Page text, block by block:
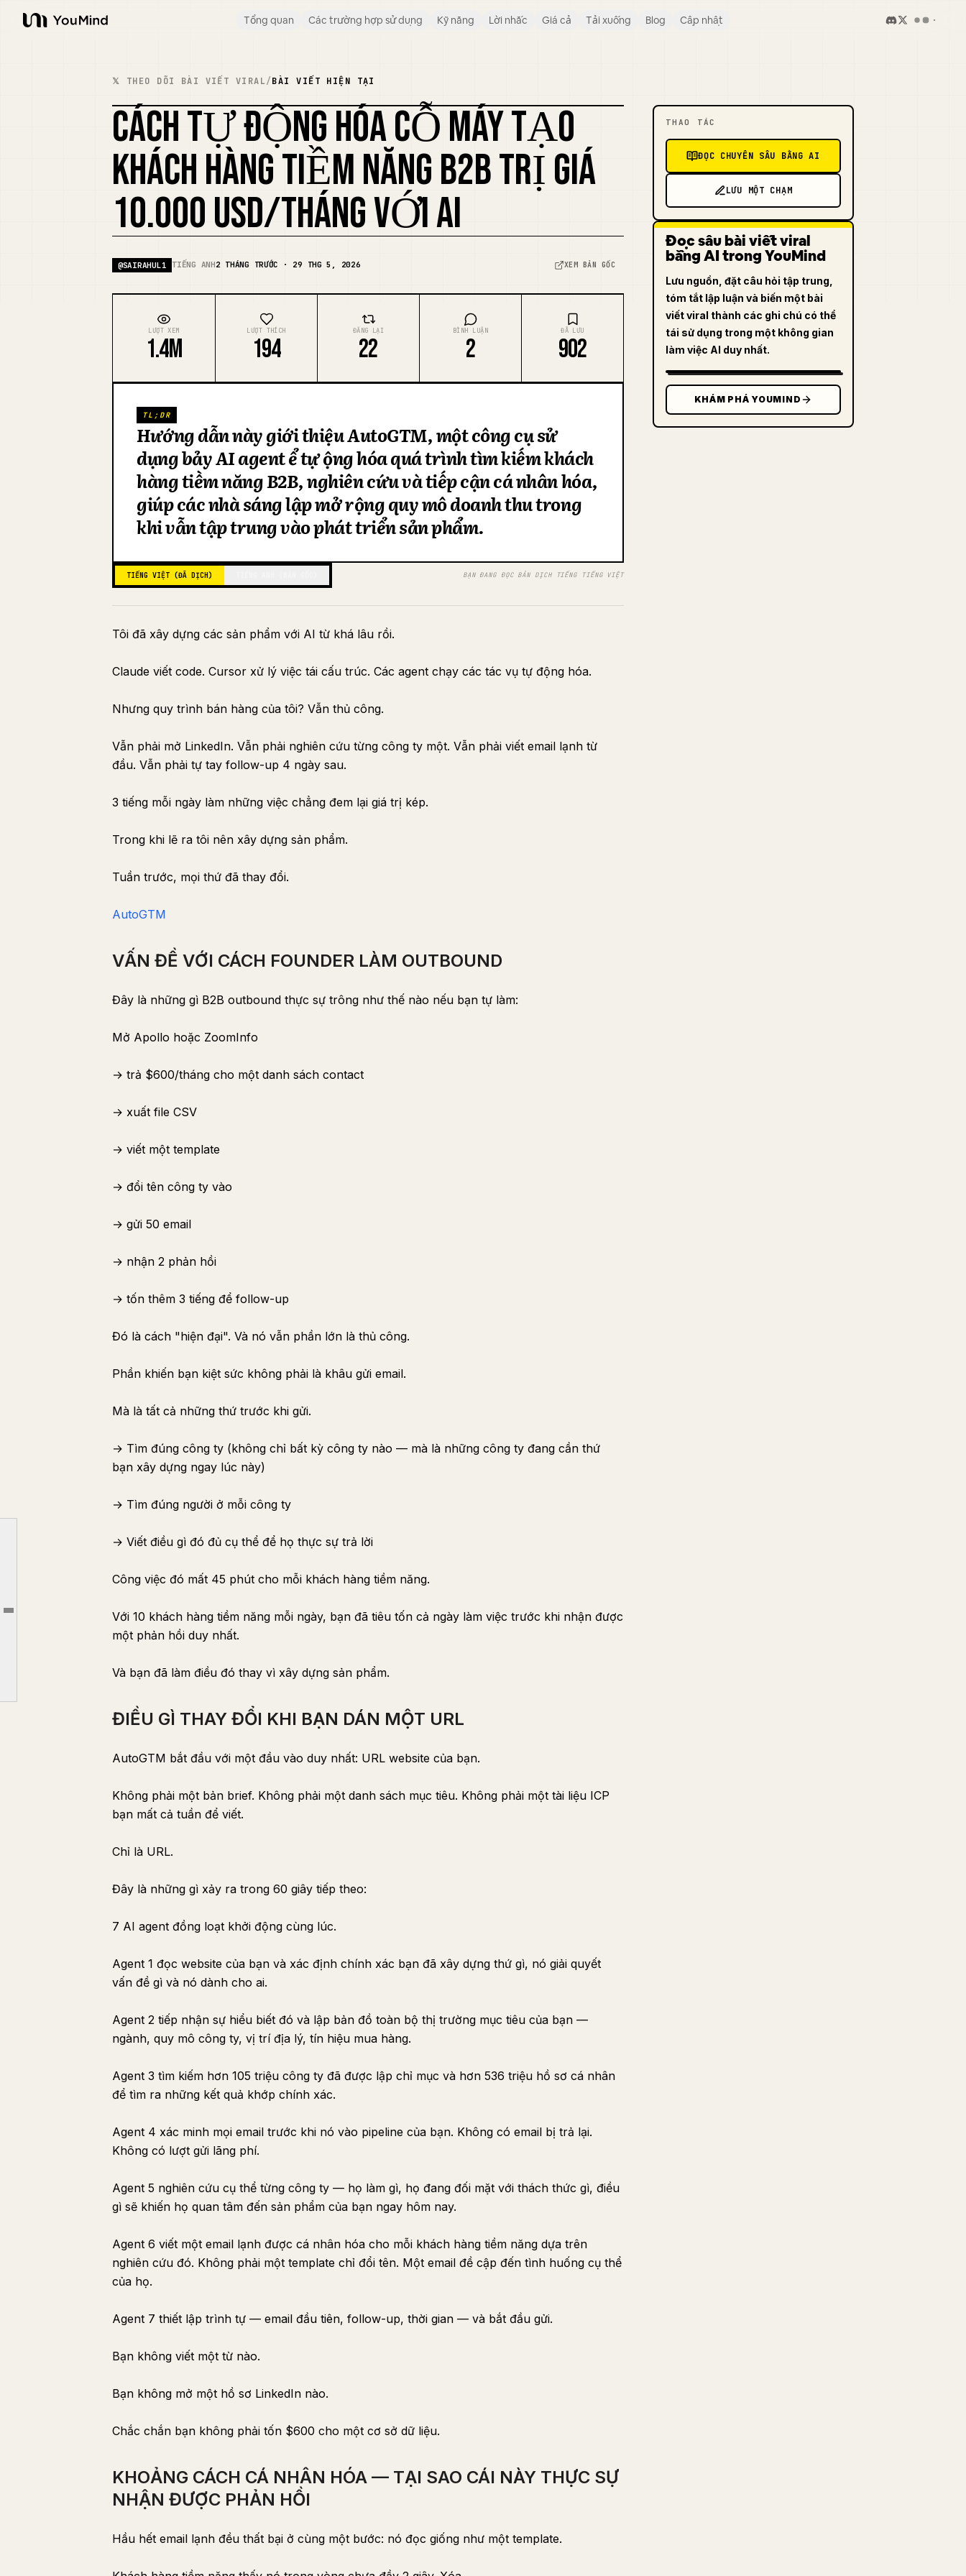
YouMind
Tổng quan Các trường hợp sử dụng Kỹ năng Lời nhắc Giá cả Tải xuống Blog Cập nhật
Article outline
VẤN ĐỀ VỚI CÁCH FOUNDER LÀM OUTBOUND
NHỮNG CON SỐ KHIẾN ĐIỀU NÀY TRỞ NÊN THỰC TẾ
CÔNG CỤ NÀY THỰC SỰ DÀNH CHO AI
𝕏 THEO DÕI BÀI VIẾT VIRAL/BÀI VIẾT HIỆN TẠI
PHỐI LẠI ẢNH BÌA
CÁCH TỰ ĐỘNG HÓA CỖ MÁY TẠO
KHÁCH HÀNG TIỀM NĂNG B2B TRỊ GIÁ
10.000 USD/THÁNG VỚI AI
@SAIRAHUL1 TIẾNG ANH2 THÁNG TRƯỚC · 29 THG 5, 2026 XEM BẢN GỐC
LƯỢT XEM
1.4M
LƯỢT THÍCH
194
ĐĂNG LẠI
22
BÌNH LUẬN
2
ĐÃ LƯU
902
TL;DR
Hướng dẫn này giới thiệu AutoGTM, một công cụ sử
dụng bảy AI agent để tự động hóa quá trình tìm kiếm khách
hàng tiềm năng B2B, nghiên cứu và tiếp cận cá nhân hóa,
giúp các nhà sáng lập mở rộng quy mô doanh thu trong
khi vẫn tập trung vào phát triển sản phẩm.
TIẾNG VIỆT (ĐÃ DỊCH) BẠN ĐANG ĐỌC BẢN DỊCH TIẾNG TIẾNG VIỆT
Tôi đã xây dựng các sản phẩm với AI từ khá lâu rồi.
Claude viết code. Cursor xử lý việc tái cấu trúc. Các agent chạy các tác vụ tự động hóa.
Nhưng quy trình bán hàng của tôi? Vẫn thủ công.
Vẫn phải mở LinkedIn. Vẫn phải nghiên cứu từng công ty một. Vẫn phải viết email lạnh từ
đầu. Vẫn phải tự tay follow-up 4 ngày sau.
3 tiếng mỗi ngày làm những việc chẳng đem lại giá trị kép.
Trong khi lẽ ra tôi nên xây dựng sản phẩm.
Tuần trước, mọi thứ đã thay đổi.
AutoGTM
VẤN ĐỀ VỚI CÁCH FOUNDER LÀM OUTBOUND
Đây là những gì B2B outbound thực sự trông như thế nào nếu bạn tự làm:
Mở Apollo hoặc ZoomInfo
→ trả $600/tháng cho một danh sách contact
→ xuất file CSV
→ viết một template
→ đổi tên công ty vào
→ gửi 50 email
→ nhận 2 phản hồi
→ tốn thêm 3 tiếng để follow-up
Đó là cách "hiện đại". Và nó vẫn phần lớn là thủ công.
Phần khiến bạn kiệt sức không phải là khâu gửi email.
Mà là tất cả những thứ trước khi gửi.
→ Tìm đúng công ty (không chỉ bất kỳ công ty nào — mà là những công ty đang cần thứ
bạn xây dựng ngay lúc này)
→ Tìm đúng người ở mỗi công ty
→ Viết điều gì đó đủ cụ thể để họ thực sự trả lời
Công việc đó mất 45 phút cho mỗi khách hàng tiềm năng.
Với 10 khách hàng tiềm năng mỗi ngày, bạn đã tiêu tốn cả ngày làm việc trước khi nhận được
một phản hồi duy nhất.
Và bạn đã làm điều đó thay vì xây dựng sản phẩm.
ĐIỀU GÌ THAY ĐỔI KHI BẠN DÁN MỘT URL
AutoGTM bắt đầu với một đầu vào duy nhất: URL website của bạn.
Không phải một bản brief. Không phải một danh sách mục tiêu. Không phải một tài liệu ICP
bạn mất cả tuần để viết.
Chỉ là URL.
Đây là những gì xảy ra trong 60 giây tiếp theo:
7 AI agent đồng loạt khởi động cùng lúc.
Agent 1 đọc website của bạn và xác định chính xác bạn đã xây dựng thứ gì, nó giải quyết
vấn đề gì và nó dành cho ai.
Agent 2 tiếp nhận sự hiểu biết đó và lập bản đồ toàn bộ thị trường mục tiêu của bạn —
ngành, quy mô công ty, vị trí địa lý, tín hiệu mua hàng.
Agent 3 tìm kiếm hơn 105 triệu công ty đã được lập chỉ mục và hơn 536 triệu hồ sơ cá nhân
để tìm ra những kết quả khớp chính xác.
Agent 4 xác minh mọi email trước khi nó vào pipeline của bạn. Không có email bị trả lại.
Không có lượt gửi lãng phí.
Agent 5 nghiên cứu cụ thể từng công ty — họ làm gì, họ đang đối mặt với thách thức gì, điều
gì sẽ khiến họ quan tâm đến sản phẩm của bạn ngay hôm nay.
Agent 6 viết một email lạnh được cá nhân hóa cho mỗi khách hàng tiềm năng dựa trên
nghiên cứu đó. Không phải một template chỉ đổi tên. Một email đề cập đến tình huống cụ thể
của họ.
Agent 7 thiết lập trình tự — email đầu tiên, follow-up, thời gian — và bắt đầu gửi.
Bạn không viết một từ nào.
Bạn không mở một hồ sơ LinkedIn nào.
Chắc chắn bạn không phải tốn $600 cho một cơ sở dữ liệu.
KHOẢNG CÁCH CÁ NHÂN HÓA — TẠI SAO CÁI NÀY THỰC SỰ
NHẬN ĐƯỢC PHẢN HỒI
Hầu hết email lạnh đều thất bại ở cùng một bước: nó đọc giống như một template.
THAO TÁC
ĐỌC CHUYÊN SÂU BẰNG AI
LƯU MỘT CHẠM
Đọc sâu bài viết viral
bằng AI trong YouMind
Lưu nguồn, đặt câu hỏi tập trung,
tóm tắt lập luận và biến một bài
viết viral thành các ghi chú có thể
tái sử dụng trong một không gian
làm việc AI duy nhất.
KHÁM PHÁ YOUMIND